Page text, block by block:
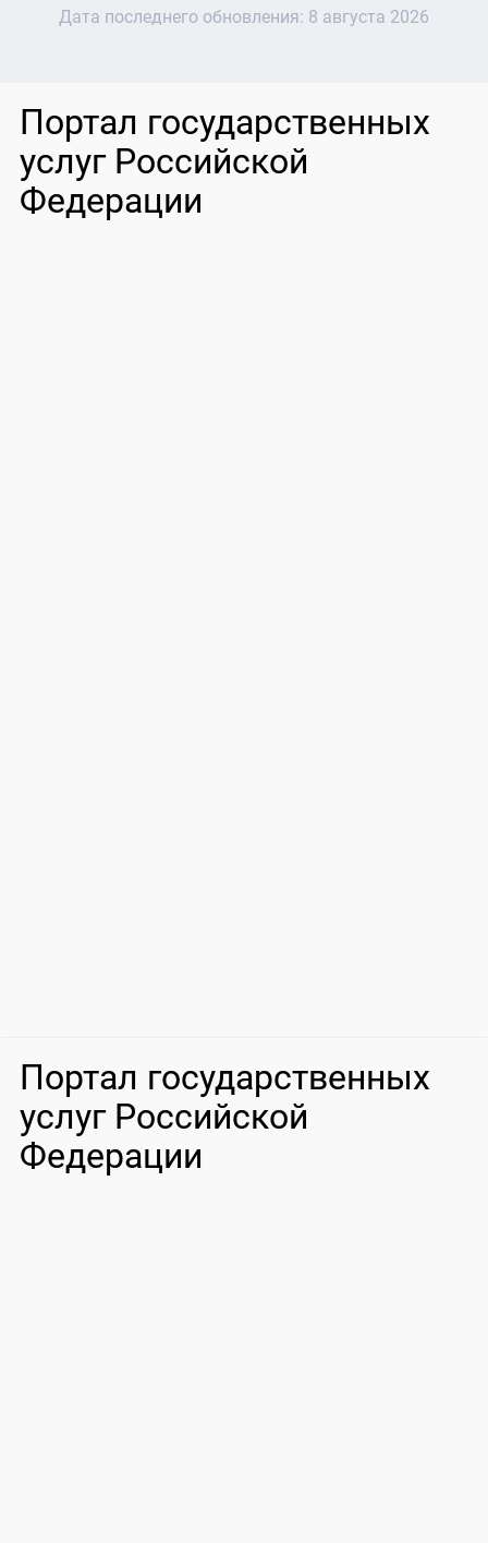
Дата последнего обновления: 8 августа 2026
Портал государственных
услуг Российской
Федерации
Портал государственных
услуг Российской
Федерации